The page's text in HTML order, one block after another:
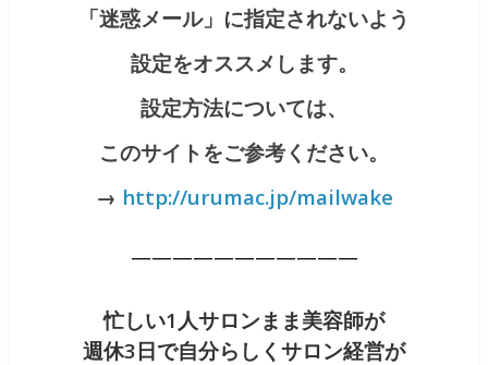
「迷惑メール」に指定されないよう
設定をオススメします。
設定方法については、
このサイトをご参考ください。
→ http://urumac.jp/mailwake
———————————
忙しい1人サロンまま美容師が
週休3日で自分らしくサロン経営が